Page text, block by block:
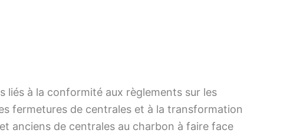
liés à la conformité aux règlements sur les
fermetures de centrales et à la transformation
anciens de centrales au charbon à faire face